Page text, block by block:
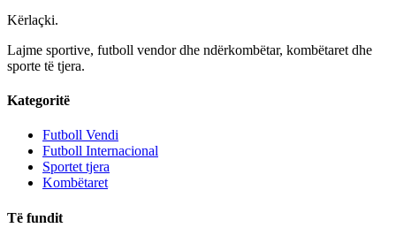
Kërlaçki.
Lajme sportive, futboll vendor dhe ndërkombëtar, kombëtaret dhe
sporte të tjera.
Kategoritë
Futboll Vendi
Futboll Internacional
Sportet tjera
Kombëtaret
Të fundit